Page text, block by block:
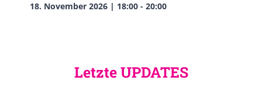
18. November 2026 | 18:00 - 20:00
Letzte UPDATES